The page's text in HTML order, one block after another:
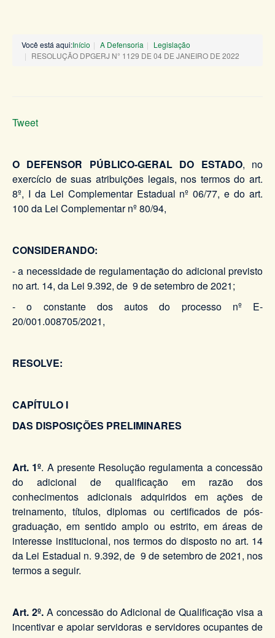
Você está aqui:Início A Defensoria
Legislação
RESOLUÇÃO DPGERJ N° 1129 DE 04 DE JANEIRO DE 2022
Tweet
O DEFENSOR PÚBLICO-GERAL DO ESTADO, no
exercício de suas atribuições legais, nos termos do art.
8º, I da Lei Complementar Estadual nº 06/77, e do art.
100 da Lei Complementar nº 80/94,
CONSIDERANDO:
- a necessidade de regulamentação do adicional previsto
no art. 14, da Lei 9.392, de 9 de setembro de 2021;
- o constante dos autos do processo nº E-
20/001.008705/2021,
RESOLVE:
CAPÍTULO I
DAS DISPOSIÇÕES PRELIMINARES
Art. 1º. A presente Resolução regulamenta a concessão
do adicional de qualificação em razão dos
conhecimentos adicionais adquiridos em ações de
treinamento, títulos, diplomas ou certificados de pós-
graduação, em sentido amplo ou estrito, em áreas de
interesse institucional, nos termos do disposto no art. 14
da Lei Estadual n. 9.392, de 9 de setembro de 2021, nos
termos a seguir.
Art. 2º.A concessão do Adicional de Qualificação visa a
incentivar e apoiar servidoras e servidores ocupantes de